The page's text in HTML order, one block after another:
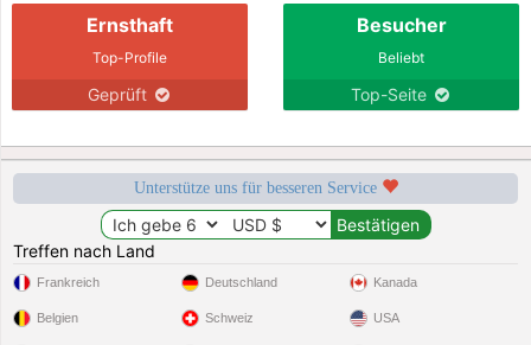
Ernsthaft
Top-Profile
Geprüft
Besucher
Beliebt
Top-Seite
Unterstütze uns für besseren Service
Treffen nach Land
Frankreich
Belgien
Deutschland
Schweiz
Kanada
USA